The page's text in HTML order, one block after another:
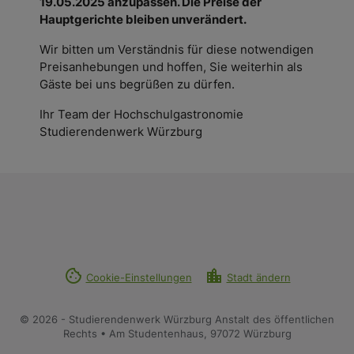
Hauptgerichte bleiben unverändert.
Wir bitten um Verständnis für diese notwendigen
Preisanhebungen und hoffen, Sie weiterhin als
Gäste bei uns begrüßen zu dürfen.
Ihr Team der Hochschulgastronomie
Studierendenwerk Würzburg
cookie Cookie-Einstellungen location_city Stadt ändern
© 2026 - Studierendenwerk Würzburg Anstalt des öffentlichen
Rechts • Am Studentenhaus, 97072 Würzburg